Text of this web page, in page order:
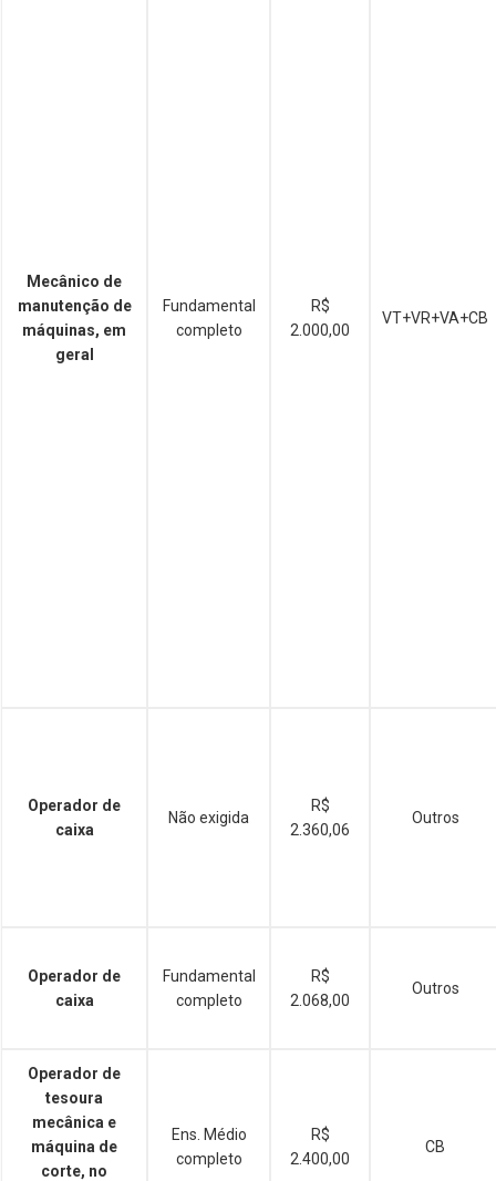
Mecânico de
manutenção de
máquinas, em
geral
Fundamental
completo
R$
2.000,00
VT+VR+VA+CB
Operador de
caixa
Não exigida
R$
2.360,06
Outros
Operador de
caixa
Fundamental
completo
R$
2.068,00
Outros
Operador de
tesoura
mecânica e
máquina de
corte, no
Ens. Médio
completo
R$
2.400,00
CB